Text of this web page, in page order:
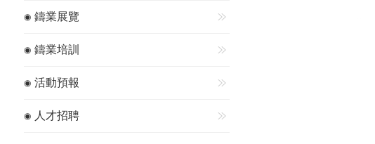
鑄業展覽
鑄業培訓
活動預報
人才招聘